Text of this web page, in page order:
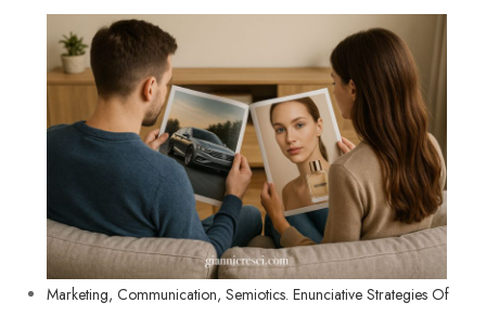
Marketing, Communication, Semiotics. Enunciative Strategies Of